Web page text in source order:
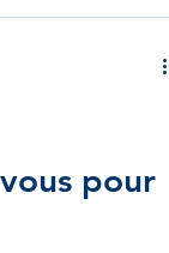
Burgun ainsi
à
pour